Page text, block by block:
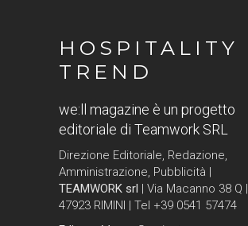
HOSPITALITY
TREND
we:ll magazine è un progetto
editoriale di Teamwork SRL
Direzione Editoriale, Redazione,
Amministrazione, Pubblicità |
TEAMWORK srl | Via Macanno 38 Q |
47923 RIMINI | Tel +39 0541 57474